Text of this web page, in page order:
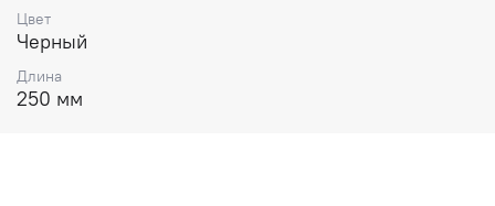
Цвет
Черный
Длина
250 мм